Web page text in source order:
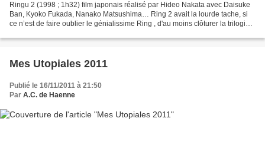
Ringu 2 (1998 ; 1h32) film japonais réalisé par Hideo Nakata avec Daisuke
Ban, Kyoko Fukada, Nanako Matsushima… Ring 2 avait la lourde tache, si
ce n’est de faire oublier le génialissime Ring , d'au moins clôturer la trilogie
Mes Utopiales 2011
Publié le 16/11/2011 à 21:50
Par A.C. de Haenne